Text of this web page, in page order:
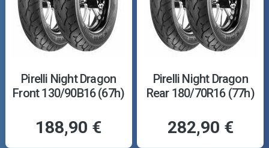
Pirelli Night Dragon
Front 130/90B16 (67h)
188,90 €
Pirelli Night Dragon
Rear 180/70R16 (77h)
282,90 €